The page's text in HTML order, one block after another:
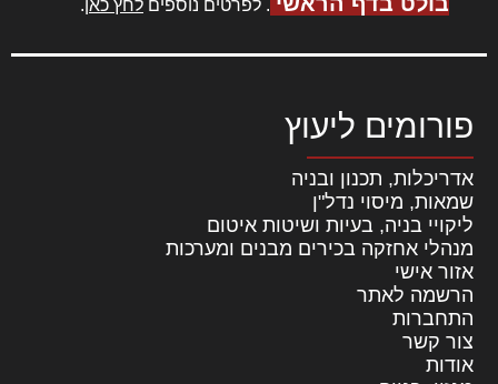
. לפרטים נוספים לחץ כאן.
פורומים ליעוץ
אדריכלות, תכנון ובניה
שמאות, מיסוי נדל"ן
ליקויי בניה, בעיות ושיטות איטום
מנהלי אחזקה בכירים מבנים ומערכות
אזור אישי
הרשמה לאתר
התחברות
צור קשר
אודות